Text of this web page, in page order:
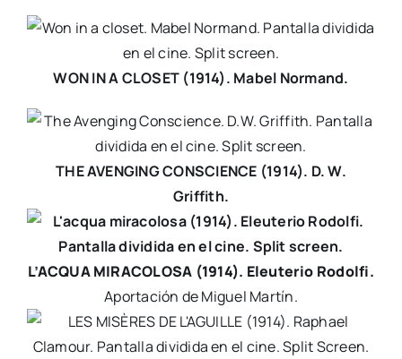
WON IN A CLOSET (1914). Mabel Normand.
THE AVENGING CONSCIENCE (1914). D. W.
Griffith.
L’ACQUA MIRACOLOSA (1914). Eleuterio Rodolfi.
Aportación de Miguel Martín.